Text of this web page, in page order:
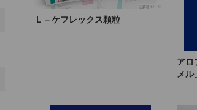
Ｌ－ケフレックス顆粒
アロ
メル